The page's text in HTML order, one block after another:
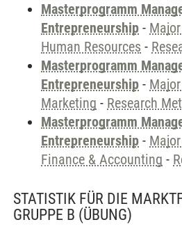
Masterprogramm
Entrepreneurship -
Human Resources -
Masterprogramm
Entrepreneurship -
Marketing - Research
Masterprogramm
Entrepreneurship -
Finance & Accounting -
STATISTIK FÜR DIE
GRUPPE B (ÜBUNG)